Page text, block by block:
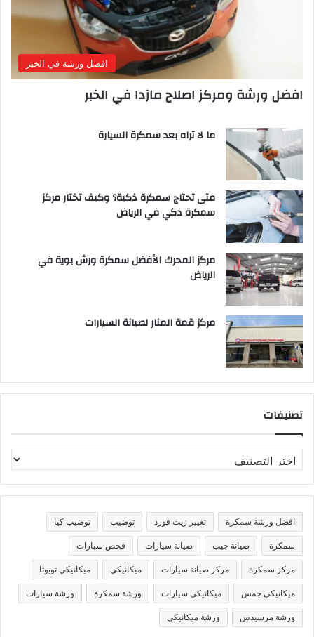
افضل ورشة في الخبر
افضل ورشة ومركز اصلاح مازدا في الخبر
ما لا تراه بعد سمكرة السيارة
متى تحتاج سمكرة ذكية؟ وكيف تختار مركز
سمكرة ذكي في الرياض
مركز المحرك الأفضل سمكرة ورش بوية في
الرياض
مركز قمة المنار لصيانة السيارات
تصنيفات
ص
ن
ف
ا
افضل ورشة سمكرة تغيير زيت فورد توضيب توضيب كيا
سمكرة صيانة جيب صيانة سيارات فحص سيارات
مركز سمكرة مركز صيانة سيارات ميكانيكي ميكانيكي تويوتا
ميكانيكي جمس ميكانيكي سيارات ورشة سمكرة ورشة سيارات
ورشة مرسيدس ورشة ميكانيكي